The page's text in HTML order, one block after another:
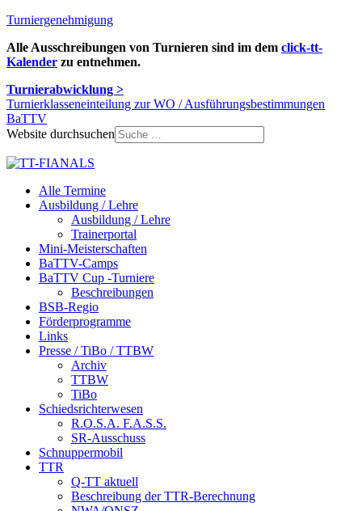
Turniergenehmigung
Alle Ausschreibungen von Turnieren sind im dem click-tt-
Kalender zu entnehmen.
Turnierabwicklung >
Turnierklasseneinteilung zur WO / Ausführungsbestimmungen
BaTTV
Website durchsuchen
Alle Termine
Ausbildung / Lehre
Ausbildung / Lehre
Trainerportal
Mini-Meisterschaften
BaTTV-Camps
BaTTV Cup -Turniere
Beschreibungen
BSB-Regio
Förderprogramme
Links
Presse / TiBo / TTBW
Archiv
TTBW
TiBo
Schiedsrichterwesen
R.O.S.A. F.A.S.S.
SR-Ausschuss
Schnuppermobil
TTR
Q-TT aktuell
Beschreibung der TTR-Berechnung